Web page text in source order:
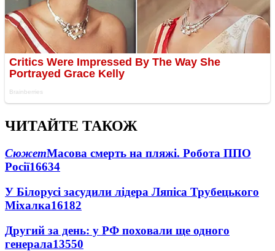
ЧИТАЙТЕ ТАКОЖ
СюжетМасова смерть на пляжі. Робота ППО
Росії16634
У Білорусі засудили лідера Ляпіса Трубецького
Міхалка16182
Другий за день: у РФ поховали ще одного
генерала13550